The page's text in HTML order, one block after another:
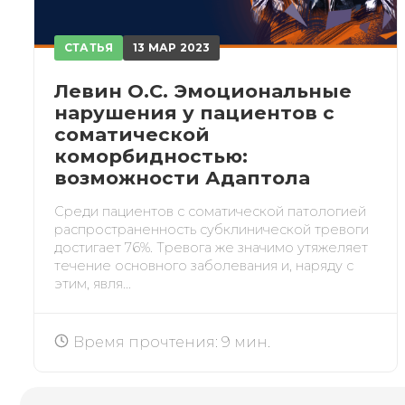
СТАТЬЯ 13 МАР 2023
Левин О.С. Эмоциональные
нарушения у пациентов с
соматической
коморбидностью:
возможности Адаптола
Среди пациентов с соматической патологией
распространенность субклинической тревоги
достигает 76%. Тревога же значимо утяжеляет
течение основного заболевания и, наряду с
этим, явля...
Время прочтения: 9 мин.